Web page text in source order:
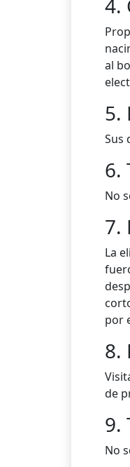
4.
al
5.
Sus
6.
No
7.
La
por
8.
de
9.
No